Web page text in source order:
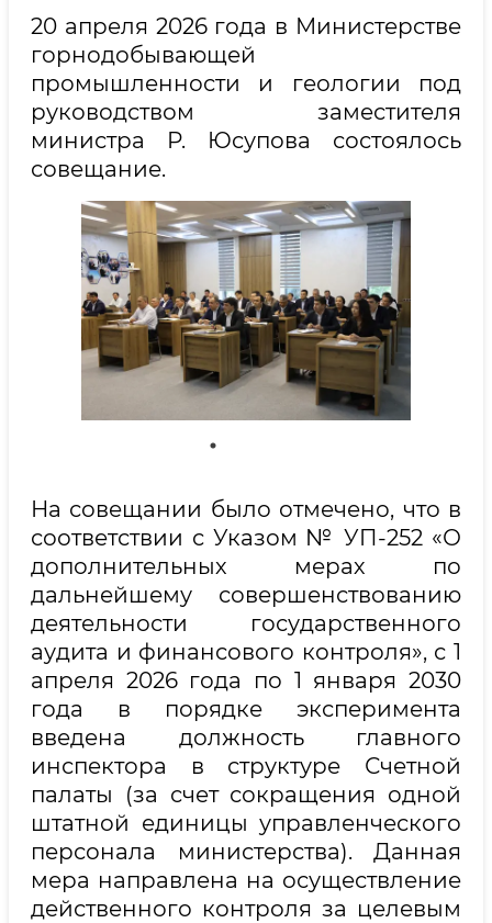
20 апреля 2026 года в Министерстве
горнодобывающей
промышленности и геологии под
руководством заместителя
министра Р. Юсупова состоялось
совещание.
На совещании было отмечено, что в
соответствии с Указом № УП-252 «О
дополнительных мерах по
дальнейшему совершенствованию
деятельности государственного
аудита и финансового контроля», с 1
апреля 2026 года по 1 января 2030
года в порядке эксперимента
введена должность главного
инспектора в структуре Счетной
палаты (за счет сокращения одной
штатной единицы управленческого
персонала министерства). Данная
мера направлена на осуществление
действенного контроля за целевым